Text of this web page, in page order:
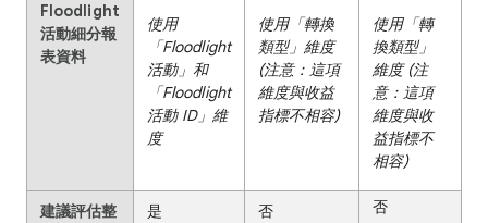
Floodlight
活動細分報
表資料
使用
「Floodlight
活動」和
「Floodlight
活動 ID」維
度
使用「轉換
類型」維度
(注意：這項
維度與收益
指標不相容)
使用「轉
換類型」
維度 (注
意：這項
維度與收
益指標不
相容)
建議評估整
是
否 否